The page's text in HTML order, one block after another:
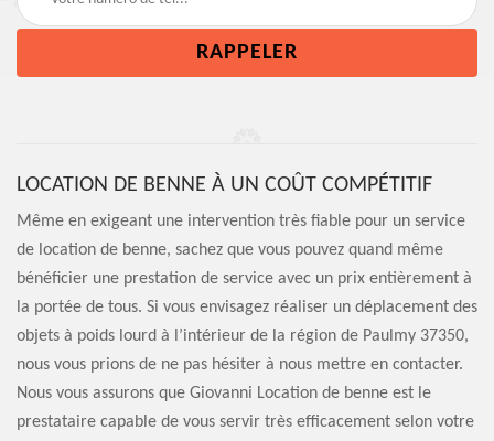
LOCATION DE BENNE À UN COÛT COMPÉTITIF
Même en exigeant une intervention très fiable pour un service
de location de benne, sachez que vous pouvez quand même
bénéficier une prestation de service avec un prix entièrement à
la portée de tous. Si vous envisagez réaliser un déplacement des
objets à poids lourd à l’intérieur de la région de Paulmy 37350,
nous vous prions de ne pas hésiter à nous mettre en contacter.
Nous vous assurons que Giovanni Location de benne est le
prestataire capable de vous servir très efficacement selon votre